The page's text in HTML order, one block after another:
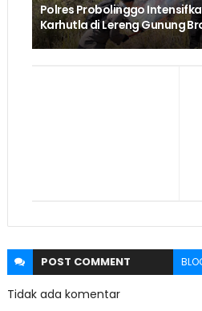
Polres Probolinggo
Karhutla di Lereng Gunung
POST COMMENT
Tidak ada komentar